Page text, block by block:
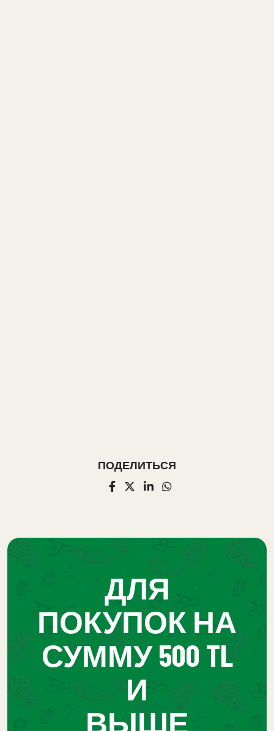
ПОДЕЛИТЬСЯ
ДЛЯ
ПОКУПОК НА
СУММУ 500 TL
И
ВЫШЕ